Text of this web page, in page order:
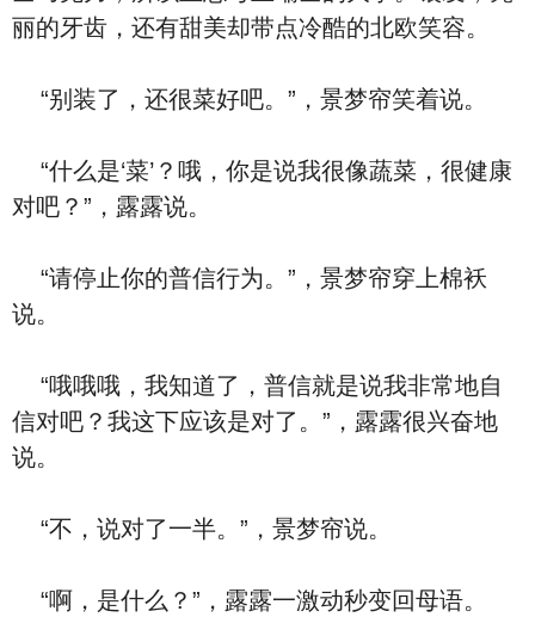
丽的牙齿，还有甜美却带点冷酷的北欧笑容。
“别装了，还很菜好吧。”，景梦帘笑着说。
“什么是‘菜’？哦，你是说我很像蔬菜，很健康
对吧？”，露露说。
“请停止你的普信行为。”，景梦帘穿上棉袄
说。
“哦哦哦，我知道了，普信就是说我非常地自
信对吧？我这下应该是对了。”，露露很兴奋地
说。
“不，说对了一半。”，景梦帘说。
“啊，是什么？”，露露一激动秒变回母语。